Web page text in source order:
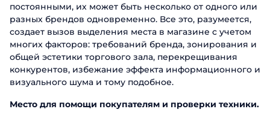
постоянными, их может быть несколько от одного или
разных брендов одновременно. Все это, разумеется,
создает вызов выделения места в магазине с учетом
многих факторов: требований бренда, зонирования и
общей эстетики торгового зала, перекрещивания
конкурентов, избежание эффекта информационного и
визуального шума и тому подобное.
Место для помощи покупателям и проверки техники.